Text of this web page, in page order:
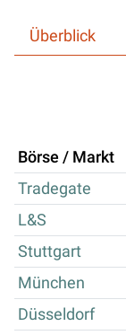
Überblick
Börse / Markt
Tradegate
L&S
Stuttgart
München
Düsseldorf